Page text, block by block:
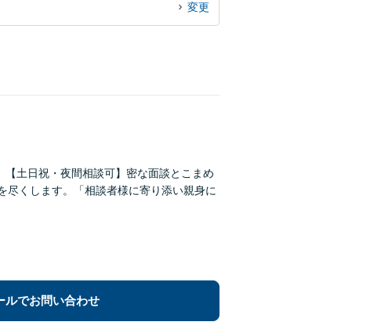
変更
【土日祝・夜間相談可】密な面談とこまめ
尽くします。「相談者様に寄り添い親身に
ルでお問い合わせ